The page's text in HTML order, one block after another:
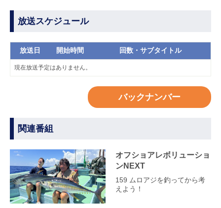
放送スケジュール
放送日 開始時間 回数・サブタイトル
現在放送予定はありません。
バックナンバー
関連番組
オフショアレボリューショ
ンNEXT
159 ムロアジを釣ってから考
えよう！